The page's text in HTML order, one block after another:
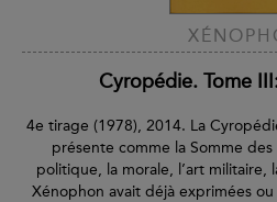
Cyropédie. Tome
4e tirage (1978), 2014. La
présente comme la Somme
politique, la morale, l’art militaire,
Xénophon avait déjà exprimées